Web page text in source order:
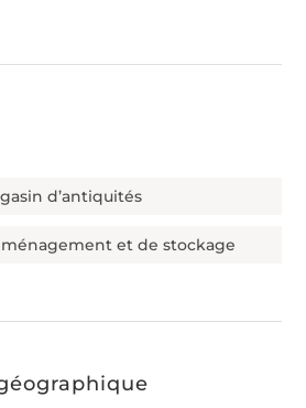
d’antiquités
et de stockage